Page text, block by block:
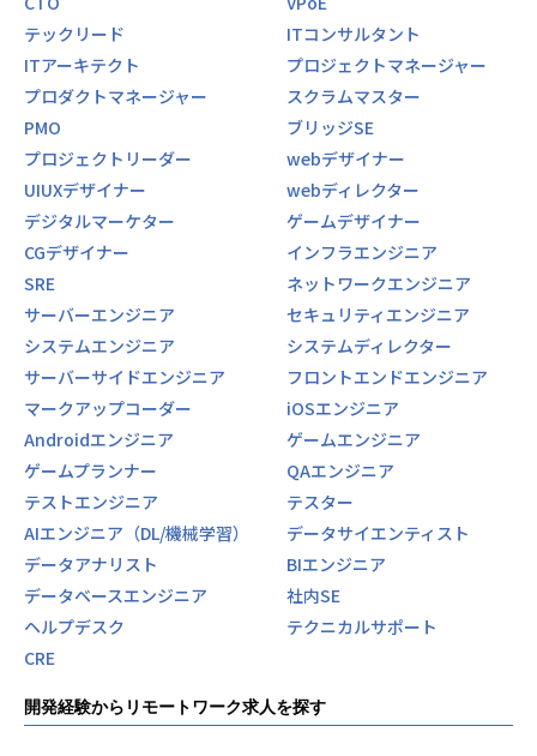
テックリード
ITコンサルタント
ITアーキテクト
プロジェクトマネージャー
プロダクトマネージャー
スクラムマスター
PMO
ブリッジSE
プロジェクトリーダー
webデザイナー
UIUXデザイナー
webディレクター
デジタルマーケター
ゲームデザイナー
CGデザイナー
インフラエンジニア
SRE
ネットワークエンジニア
サーバーエンジニア
セキュリティエンジニア
システムエンジニア
システムディレクター
サーバーサイドエンジニア
フロントエンドエンジニア
マークアップコーダー
iOSエンジニア
Androidエンジニア
ゲームエンジニア
ゲームプランナー
QAエンジニア
テストエンジニア
テスター
AIエンジニア（DL/機械学習）
データサイエンティスト
データアナリスト
BIエンジニア
データベースエンジニア
社内SE
ヘルプデスク
テクニカルサポート
CRE
開発経験からリモートワーク求人を探す